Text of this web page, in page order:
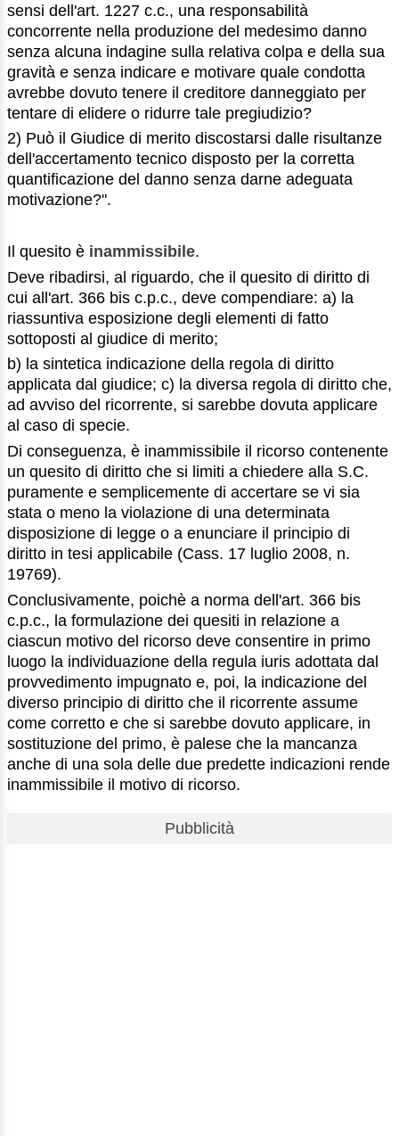
sensi dell'art. 1227 c.c., una responsabilità
concorrente nella produzione del medesimo danno
senza alcuna indagine sulla relativa colpa e della sua
gravità e senza indicare e motivare quale condotta
avrebbe dovuto tenere il creditore danneggiato per
tentare di elidere o ridurre tale pregiudizio?
2) Può il Giudice di merito discostarsi dalle risultanze
dell'accertamento tecnico disposto per la corretta
quantificazione del danno senza darne adeguata
motivazione?".
Il quesito è inammissibile.
Deve ribadirsi, al riguardo, che il quesito di diritto di
cui all'art. 366 bis c.p.c., deve compendiare: a) la
riassuntiva esposizione degli elementi di fatto
sottoposti al giudice di merito;
b) la sintetica indicazione della regola di diritto
applicata dal giudice; c) la diversa regola di diritto che,
ad avviso del ricorrente, si sarebbe dovuta applicare
al caso di specie.
Di conseguenza, è inammissibile il ricorso contenente
un quesito di diritto che si limiti a chiedere alla S.C.
puramente e semplicemente di accertare se vi sia
stata o meno la violazione di una determinata
disposizione di legge o a enunciare il principio di
diritto in tesi applicabile (Cass. 17 luglio 2008, n.
19769).
Conclusivamente, poichè a norma dell'art. 366 bis
c.p.c., la formulazione dei quesiti in relazione a
ciascun motivo del ricorso deve consentire in primo
luogo la individuazione della regula iuris adottata dal
provvedimento impugnato e, poi, la indicazione del
diverso principio di diritto che il ricorrente assume
come corretto e che si sarebbe dovuto applicare, in
sostituzione del primo, è palese che la mancanza
anche di una sola delle due predette indicazioni rende
inammissibile il motivo di ricorso.
Pubblicità